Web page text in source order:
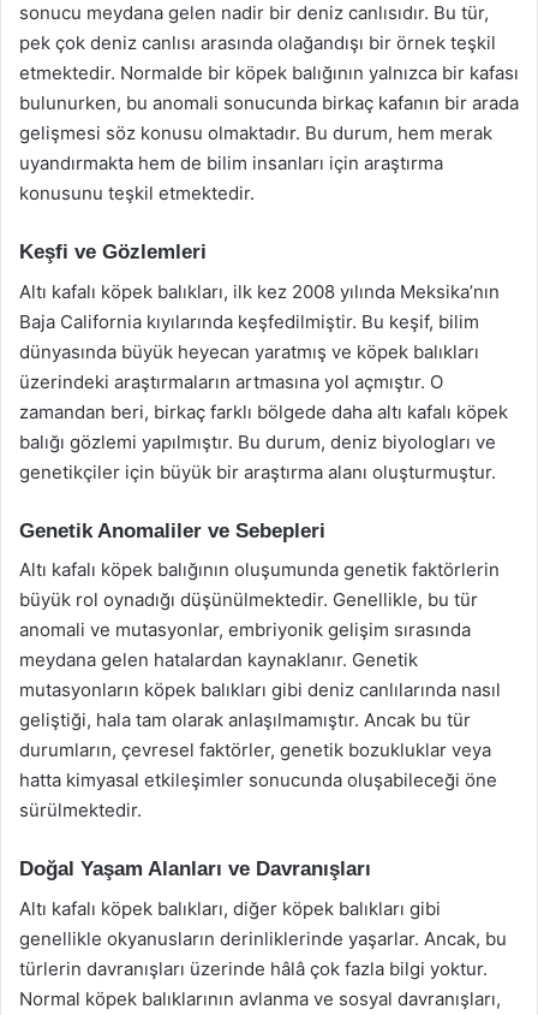
sonucu meydana gelen nadir bir deniz canlısıdır. Bu tür,
pek çok deniz canlısı arasında olağandışı bir örnek teşkil
etmektedir. Normalde bir köpek balığının yalnızca bir kafası
bulunurken, bu anomali sonucunda birkaç kafanın bir arada
gelişmesi söz konusu olmaktadır. Bu durum, hem merak
uyandırmakta hem de bilim insanları için araştırma
konusunu teşkil etmektedir.
Keşfi ve Gözlemleri
Altı kafalı köpek balıkları, ilk kez 2008 yılında Meksika’nın
Baja California kıyılarında keşfedilmiştir. Bu keşif, bilim
dünyasında büyük heyecan yaratmış ve köpek balıkları
üzerindeki araştırmaların artmasına yol açmıştır. O
zamandan beri, birkaç farklı bölgede daha altı kafalı köpek
balığı gözlemi yapılmıştır. Bu durum, deniz biyologları ve
genetikçiler için büyük bir araştırma alanı oluşturmuştur.
Genetik Anomaliler ve Sebepleri
Altı kafalı köpek balığının oluşumunda genetik faktörlerin
büyük rol oynadığı düşünülmektedir. Genellikle, bu tür
anomali ve mutasyonlar, embriyonik gelişim sırasında
meydana gelen hatalardan kaynaklanır. Genetik
mutasyonların köpek balıkları gibi deniz canlılarında nasıl
geliştiği, hala tam olarak anlaşılmamıştır. Ancak bu tür
durumların, çevresel faktörler, genetik bozukluklar veya
hatta kimyasal etkileşimler sonucunda oluşabileceği öne
sürülmektedir.
Doğal Yaşam Alanları ve Davranışları
Altı kafalı köpek balıkları, diğer köpek balıkları gibi
genellikle okyanusların derinliklerinde yaşarlar. Ancak, bu
türlerin davranışları üzerinde hâlâ çok fazla bilgi yoktur.
Normal köpek balıklarının avlanma ve sosyal davranışları,